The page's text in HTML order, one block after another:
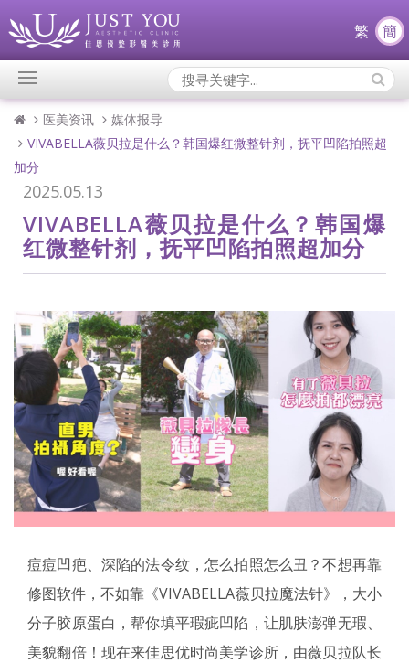
繁 簡
Search
Icons:
医美资讯
媒体报导
VIVABELLA薇贝拉是什么？韩国爆红微整针剂，抚平凹陷拍照超
加分
2025.05.13
VIVABELLA薇贝拉是什么？韩国爆
红微整针剂，抚平凹陷拍照超加分
痘痘凹疤、深陷的法令纹，怎么拍照怎么丑？不想再靠
修图软件，不如靠《VIVABELLA薇贝拉魔法针》，大小
分子胶原蛋白，帮你填平瑕疵凹陷，让肌肤澎弹无瑕、
美貌翻倍！现在来佳思优时尚美学诊所，由薇贝拉队长